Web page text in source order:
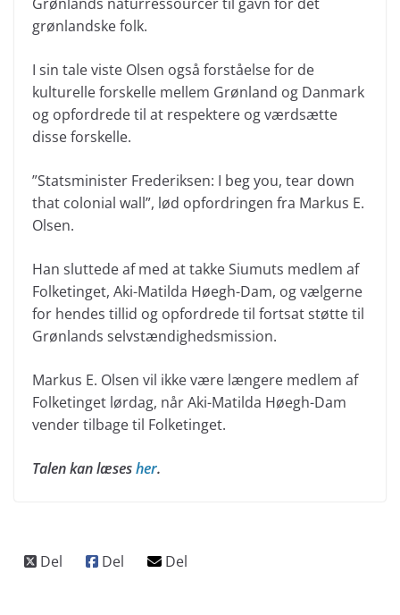
Grønlands naturressourcer til gavn for det
grønlandske folk.
I sin tale viste Olsen også forståelse for de
kulturelle forskelle mellem Grønland og Danmark
og opfordrede til at respektere og værdsætte
disse forskelle.
”Statsminister Frederiksen: I beg you, tear down
that colonial wall”, lød opfordringen fra Markus E.
Olsen.
Han sluttede af med at takke Siumuts medlem af
Folketinget, Aki-Matilda Høegh-Dam, og vælgerne
for hendes tillid og opfordrede til fortsat støtte til
Grønlands selvstændighedsmission.
Markus E. Olsen vil ikke være længere medlem af
Folketinget lørdag, når Aki-Matilda Høegh-Dam
vender tilbage til Folketinget.
Talen kan læsesher.